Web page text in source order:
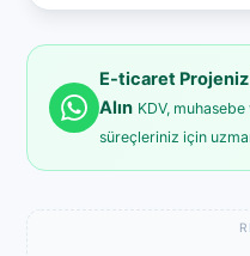
E-ticaret
Alın KDV,
süreçleriniz için